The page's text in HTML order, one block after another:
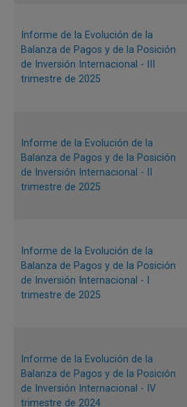
Cifras como
pagos del Fondo Monetario Internacional,
presenta con el mismo signo de la cuenta
cuenta corriente es deficitaria, la cuenta
indicando que la economía acude a
Informe de la Evolución de la
Balanza de Pagos y de la Posición
de Inversión Internacional - III
trimestre de 2025
Informe de la Evolución de la
Balanza de Pagos y de la Posición
de Inversión Internacional - II
trimestre de 2025
Informe de la Evolución de la
Balanza de Pagos y de la Posición
de Inversión Internacional - I
trimestre de 2025
Informe de la Evolución de la
Balanza de Pagos y de la Posición
de Inversión Internacional - IV
trimestre de 2024